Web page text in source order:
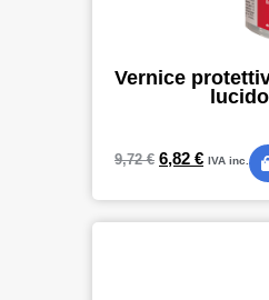
Vernice
9,72€ 6,82 € IVA inc.